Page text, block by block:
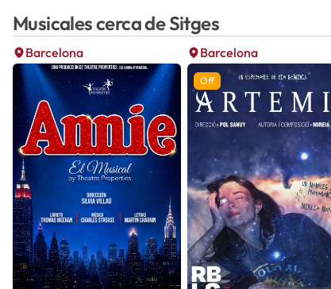
Musicales cerca de Sitges
Barcelona Barcelona
Off